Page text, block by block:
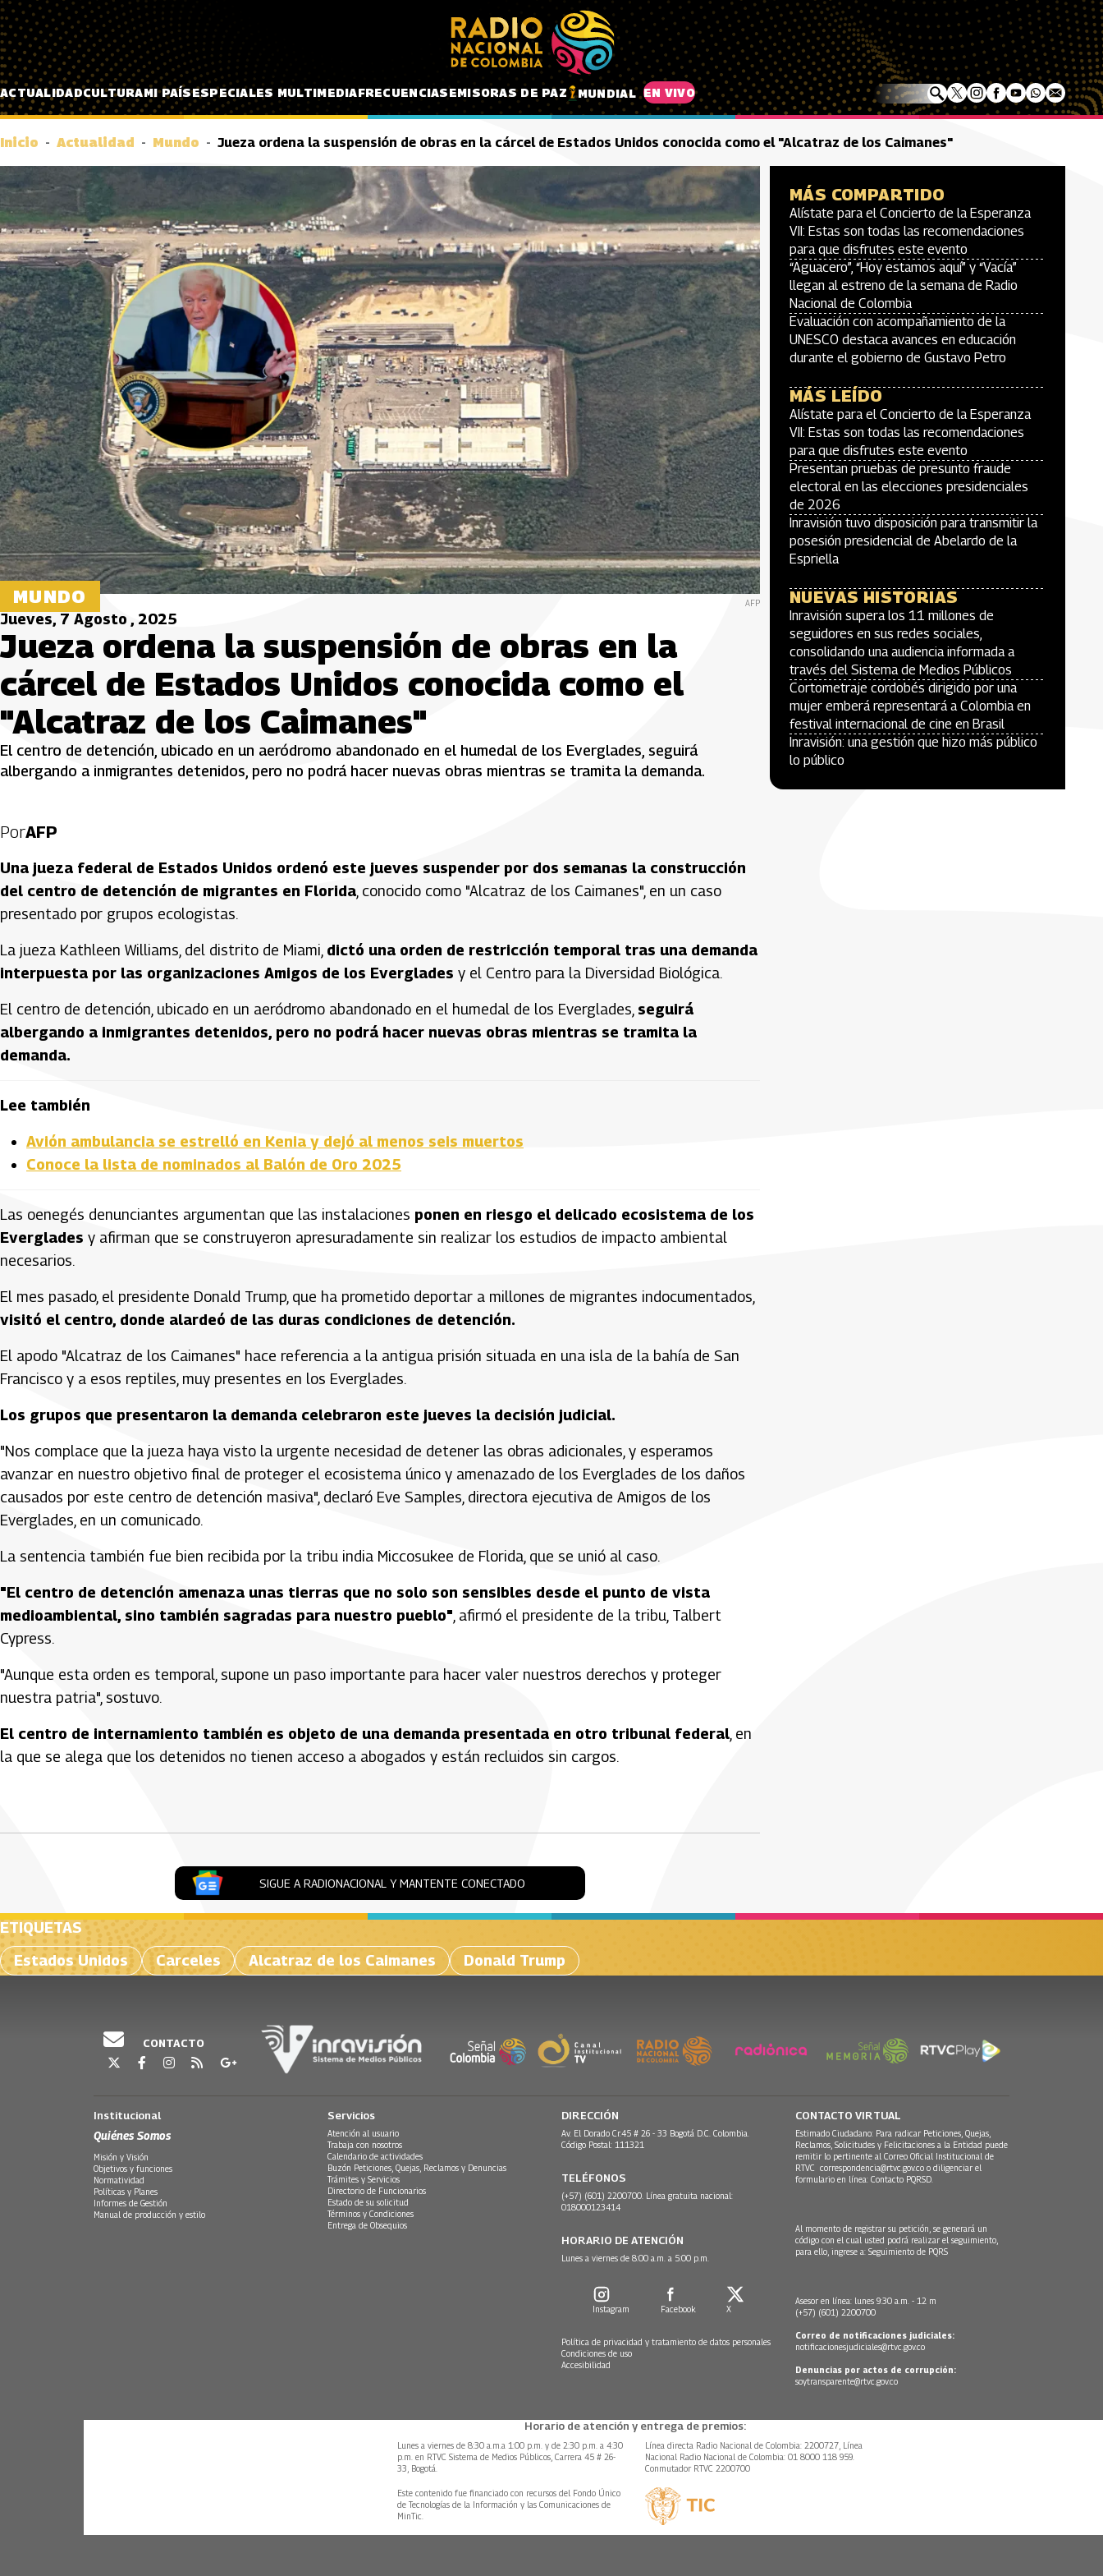
Pasar al contenido principal
ACTUALIDADCULTURAMI PAÍSESPECIALES MULTIMEDIAFRECUENCIASEMISORAS DE PAZ MUNDIAL EN VIVO
Inicio Actualidad Mundo Jueza ordena la suspensión de obras en la cárcel de Estados Unidos conocida como el "Alcatraz de los Caimanes"
MUNDO AFP
Jueves, 7 Agosto , 2025
Jueza ordena la suspensión de obras en la
cárcel de Estados Unidos conocida como el
"Alcatraz de los Caimanes"
El centro de detención, ubicado en un aeródromo abandonado en el humedal de los Everglades, seguirá
albergando a inmigrantes detenidos, pero no podrá hacer nuevas obras mientras se tramita la demanda.
PorAFP
Una jueza federal de Estados Unidos ordenó este jueves suspender por dos semanas la construcción
del centro de detención de migrantes en Florida , conocido como "Alcatraz de los Caimanes", en un caso
presentado por grupos ecologistas.
La jueza Kathleen Williams, del distrito de Miami, dictó una orden de restricción temporal tras una demanda
interpuesta por las organizaciones Amigos de los Everglades y el Centro para la Diversidad Biológica.
El centro de detención, ubicado en un aeródromo abandonado en el humedal de los Everglades, seguirá
albergando a inmigrantes detenidos, pero no podrá hacer nuevas obras mientras se tramita la
demanda.
Lee también
Avión ambulancia se estrelló en Kenia y dejó al menos seis muertos
Conoce la lista de nominados al Balón de Oro 2025
Las oenegés denunciantes argumentan que las instalaciones ponen en riesgo el delicado ecosistema de los
Everglades y afirman que se construyeron apresuradamente sin realizar los estudios de impacto ambiental
necesarios.
El mes pasado, el presidente Donald Trump, que ha prometido deportar a millones de migrantes indocumentados,
visitó el centro, donde alardeó de las duras condiciones de detención.
El apodo "Alcatraz de los Caimanes" hace referencia a la antigua prisión situada en una isla de la bahía de San
Francisco y a esos reptiles, muy presentes en los Everglades.
Los grupos que presentaron la demanda celebraron este jueves la decisión judicial.
"Nos complace que la jueza haya visto la urgente necesidad de detener las obras adicionales, y esperamos
avanzar en nuestro objetivo final de proteger el ecosistema único y amenazado de los Everglades de los daños
causados por este centro de detención masiva", declaró Eve Samples, directora ejecutiva de Amigos de los
Everglades, en un comunicado.
La sentencia también fue bien recibida por la tribu india Miccosukee de Florida, que se unió al caso.
"El centro de detención amenaza unas tierras que no solo son sensibles desde el punto de vista
medioambiental, sino también sagradas para nuestro pueblo" , afirmó el presidente de la tribu, Talbert
Cypress.
"Aunque esta orden es temporal, supone un paso importante para hacer valer nuestros derechos y proteger
nuestra patria", sostuvo.
El centro de internamiento también es objeto de una demanda presentada en otro tribunal federal , en
la que se alega que los detenidos no tienen acceso a abogados y están recluidos sin cargos.
SIGUE A RADIONACIONAL Y MANTENTE CONECTADO
MÁS COMPARTIDO
Alístate para el Concierto de la Esperanza
VII: Estas son todas las recomendaciones
para que disfrutes este evento
“Aguacero”, “Hoy estamos aquí” y “Vacía”
llegan al estreno de la semana de Radio
Nacional de Colombia
Evaluación con acompañamiento de la
UNESCO destaca avances en educación
durante el gobierno de Gustavo Petro
MÁS LEÍDO
Alístate para el Concierto de la Esperanza
VII: Estas son todas las recomendaciones
para que disfrutes este evento
Presentan pruebas de presunto fraude
electoral en las elecciones presidenciales
de 2026
Inravisión tuvo disposición para transmitir la
posesión presidencial de Abelardo de la
Espriella
NUEVAS HISTORIAS
Inravisión supera los 11 millones de
seguidores en sus redes sociales,
consolidando una audiencia informada a
través del Sistema de Medios Públicos
Cortometraje cordobés dirigido por una
mujer emberá representará a Colombia en
festival internacional de cine en Brasil
Inravisión: una gestión que hizo más público
lo público
ETIQUETAS
Estados Unidos
Carceles Alcatraz de los Caimanes Donald Trump
CONTACTO
Institucional
Quiénes Somos
Misión y Visión
Objetivos y funciones
Normatividad
Políticas y Planes
Informes de Gestión
Manual de producción y estilo
Servicios
Atención al usuario
Trabaja con nosotros
Calendario de actividades
Buzón Peticiones, Quejas, Reclamos y Denuncias
Trámites y Servicios
Directorio de Funcionarios
Estado de su solicitud
Términos y Condiciones
Entrega de Obsequios
DIRECCIÓN
Av. El Dorado Cr.45 # 26 - 33 Bogotá D.C. Colombia.
Código Postal: 111321
TELÉFONOS
(+57) (601) 2200700. Línea gratuita nacional:
018000123414
HORARIO DE ATENCIÓN
Lunes a viernes de 8:00 a.m. a 5:00 p.m.
Instagram Facebook X
Política de privacidad y tratamiento de datos personales
Condiciones de uso
Accesibilidad
CONTACTO VIRTUAL
Estimado Ciudadano: Para radicar Peticiones, Quejas,
Reclamos, Solicitudes y Felicitaciones a la Entidad puede
remitir lo pertinente al Correo Oficial Institucional de
RTVC correspondencia@rtvc.gov.co o diligenciar el
formulario en línea: Contacto PQRSD.
Al momento de registrar su petición, se generará un
código con el cual usted podrá realizar el seguimiento,
para ello, ingrese a: Seguimiento de PQRS
Asesor en línea: lunes 9:30 a.m. - 12 m
(+57) (601) 2200700
Correo de notificaciones judiciales:
notificacionesjudiciales@rtvc.gov.co
Denuncias por actos de corrupción:
soytransparente@rtvc.gov.co
Horario de atención y entrega de premios:
Lunes a viernes de 8:30 a.m.a 1:00 p.m. y de 2:30 p.m. a 4:30
p.m. en RTVC Sistema de Medios Públicos, Carrera 45 # 26-
33, Bogotá.
Línea directa Radio Nacional de Colombia: 2200727, Línea
Nacional Radio Nacional de Colombia: 01 8000 118 959.
Conmutador RTVC 2200700
Este contenido fue financiado con recursos del Fondo Único
de Tecnologías de la Información y las Comunicaciones de
MinTic.